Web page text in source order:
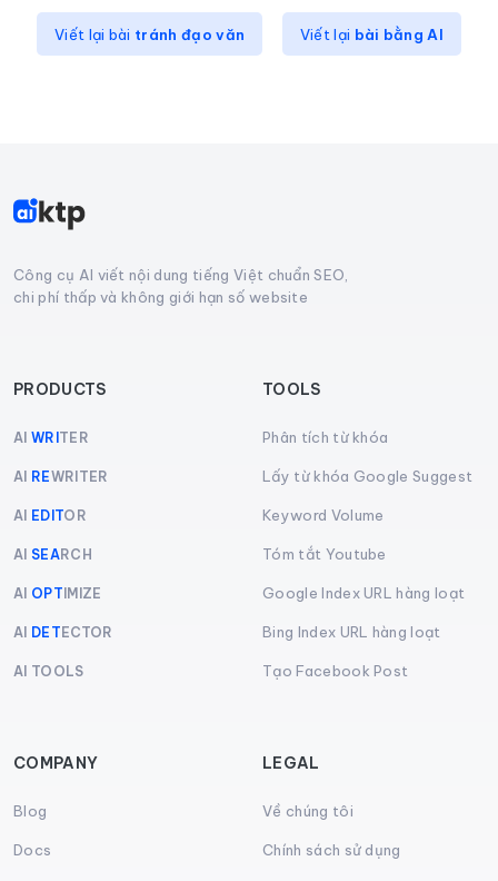
Viết lại bài tránh đạo văn Viết lại bài bằng AI
Công cụ AI viết nội dung tiếng Việt chuẩn SEO,
chi phí thấp và không giới hạn số website
PRODUCTS
AI WRITER
AI REWRITER
AI EDITOR
AI SEARCH
AI OPTIMIZE
AI DETECTOR
AI TOOLS
TOOLS
Phân tích từ khóa
Lấy từ khóa Google Suggest
Keyword Volume
Tóm tắt Youtube
Google Index URL hàng loạt
Bing Index URL hàng loạt
Tạo Facebook Post
COMPANY
Blog
Docs
LEGAL
Về chúng tôi
Chính sách sử dụng